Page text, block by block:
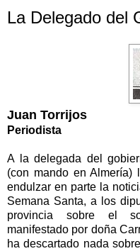
La Delegado del
Juan Torrijos
Periodista
A la delegada del
(con mando en
endulzar en parte la
Semana Santa, a los
provincia sobre el
manifestado por doña
ha descartado nada